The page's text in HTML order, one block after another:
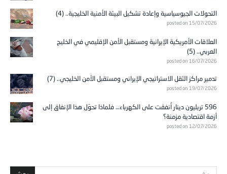
التحولات الجيوسياسية وإعادة تشكيل البيئة الأمنية الخليجية.. (4)
posted on 15/07/2026
العلاقات الأمريكية الإيرانية ومستقبل الأمن الإقليمي في الخليج
العربي.. (5)
posted on 16/07/2026
تدمير مراكز الثقل الاستراتيجي الإيراني ومستقبل الأمن الخليجي.. (7)
posted on 19/07/2026
596 تريليون دينار أُنفقت على الكهرباء… فلماذا تحوّل هذا الإنفاق إلى
أزمة اقتصادية مزمنة؟
posted on 12/07/2026